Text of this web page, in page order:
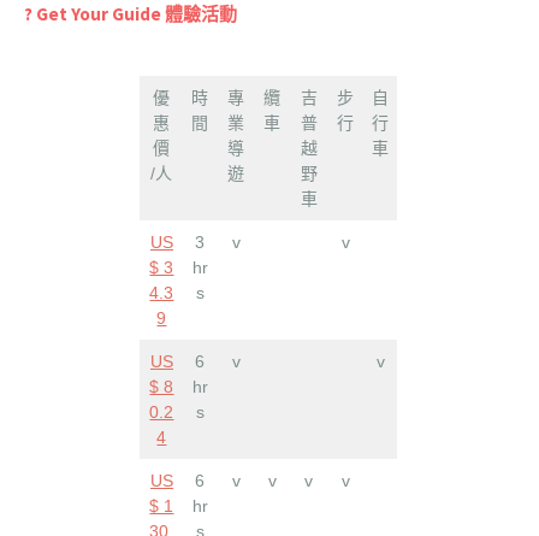
? Get Your Guide 體驗活動
優
惠
價
/人
時
間
專
業
導
遊
纜
車
吉
普
越
野
車
步
行
自
行
車
US
$ 3
4.3
9
3
hr
s
v v
US
$ 8
0.2
4
6
hr
s
v v
US
$ 1
30.
6
hr
s
v v v v